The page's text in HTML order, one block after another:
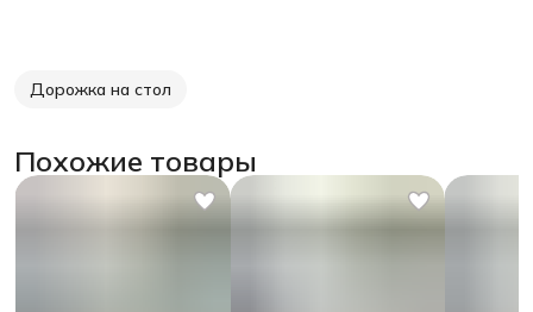
Дорожка на стол
Похожие товары